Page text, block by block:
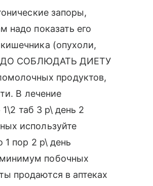
запоры,
надо показать его
(опухоли,
СОБЛЮДАТЬ ДИЕТУ
продуктов,
В лечение
таб 3 р\ день 2
используйте
пор 2 р\ день
побочных
продаются в аптеках